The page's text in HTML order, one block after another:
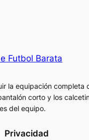
Futbol Barata
la equipación completa
corto y los
del equipo.
Privacidad